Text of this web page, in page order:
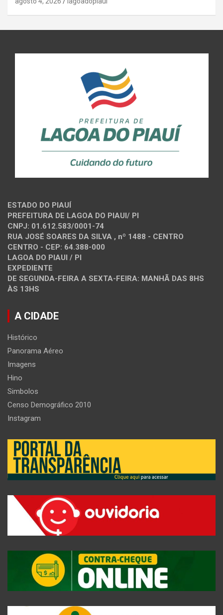
ESTADO DO PIAUÍ
PREFEITURA DE LAGOA DO PIAUI/ PI
CNPJ: 01.612.583/0001-74
RUA JOSÉ SOARES DA SILVA , nº 1488 - CENTRO
CENTRO - CEP: 64.388-000
LAGOA DO PIAUI / PI
EXPEDIENTE
DE SEGUNDA-FEIRA A SEXTA-FEIRA: MANHÃ DAS 8HS
ÀS 13HS
A CIDADE
Histórico
Panorama Aéreo
Imagens
Hino
Simbolos
Censo Demográfico 2010
Instagram